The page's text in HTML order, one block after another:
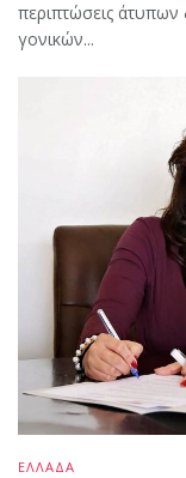
περιπτώσεις
γονικών...
ΕΛΛΑΔΑ